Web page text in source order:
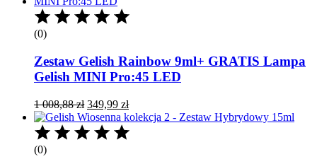
(0)
Zestaw Gelish Rainbow 9ml+ GRATIS Lampa
Gelish MINI Pro:45 LED
1 008,88zł Pierwotna
cena
wynosiła:
1
349,99 złAktualna
cena
wynosi:
(0)